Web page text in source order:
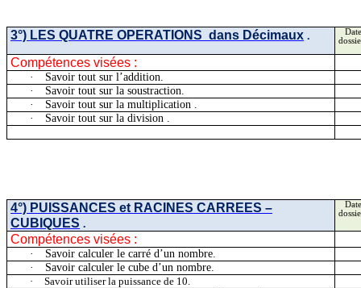
3°) LES QUATRE OPERATIONS dans Décimaux .
Compétences visées :
·
Savoir tout sur l’addition.
·
Savoir tout sur la soustraction.
·
Savoir tout sur la multiplication .
·
Savoir tout sur la division .
4°) PUISSANCES et RACINES CARREES –
CUBIQUES .
Compétences visées :
·
Savoir calculer le carré d’un nombre.
·
Savoir calculer le cube d’un nombre.
·
Savoir utiliser la puissance de 10.